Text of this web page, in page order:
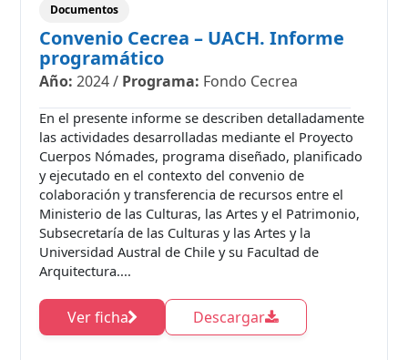
Documentos
Convenio Cecrea – UACH. Informe
programático
Año: 2024/ Programa: Fondo Cecrea
En el presente informe se describen detalladamente
las actividades desarrolladas mediante el Proyecto
Cuerpos Nómades, programa diseñado, planificado
y ejecutado en el contexto del convenio de
colaboración y transferencia de recursos entre el
Ministerio de las Culturas, las Artes y el Patrimonio,
Subsecretaría de las Culturas y las Artes y la
Universidad Austral de Chile y su Facultad de
Arquitectura....
Ver ficha Descargar